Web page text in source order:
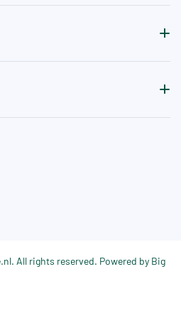
All rights reserved. Powered by Big